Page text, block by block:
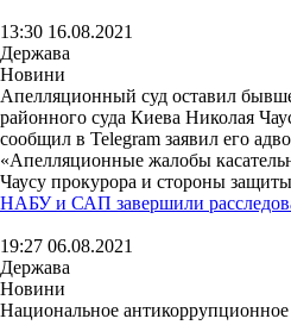
13:30 16.08.2021
Держава
Новини
Апелляционный суд оставил
районного суда Киева Николая
сообщил в Telegram заявил его
«Апелляционные жалобы
Чаусу прокурора и стороны
НАБУ и САП завершили
19:27 06.08.2021
Держава
Новини
Национальное